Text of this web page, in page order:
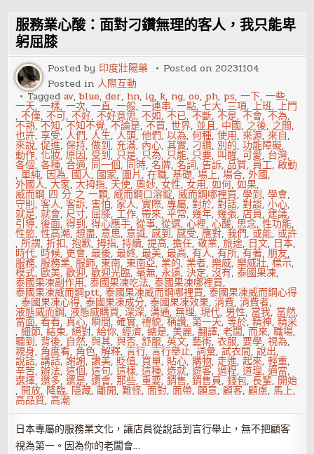
愛：
越
速
快
樂
服務業心酸：面對刁鑽無理的客人，我只能卑
躬屈膝
Posted by 印度壯陽藥 Posted on20231104
Posted in人際互動
Taggedav,blue,der, hn, ig, k, ng,oo, ph, ps,一下,一些,
一天,一樣,一次,一直,一般,一連串,一點,七大,三項,上班,上門
,不僅,不可,不好,不好意思,不如,不已,不斷,不是,不會,不為,
不熟,不知,不知不覺,不論是,不買,世界,並且, 中國, 之後, 之間,
也許,享受,人們,人生,人頭,他們,以為,何種,使用,來源,來自,
來說,促進,保持,做到, 充滿, 內心,其實, 刁鑽, 別的,功能障礙,
動作,化妝,原因, 受到, 只是, 只為, 只能, 只要, 叫醒,可愛, 台灣,
各個,各種,合適, 同一個, 同時,名牌,名詞,告訴, 品質, 員工,啟動
,單純, 因為, 國人, 國家, 圖片,在職,基礎,場上,場合,外國,
外國人,大家,大拇指,天使,奧妙,女性,女用,如何,如果,
威而鋼 四 分 之 一顆,威而鋼口溶錠,威而鋼哪裡買,學到,學會,
守則,客人,客訴,害怕, 家人,實際,專屬,對於,對話,對談,小心,
就是,就會, 尺寸,屈膝,工作,帶來,平常,幾年,幾張,店員, 建議,
引導,後面,得到,得心應手,從事,從選,心裡,心酸, 思念,性功能,
性慾,性高潮,想盡, 意思, 意識,感到,感受,應對,我們, 或能, 或許
,所謂,折扣,抱歉,拇指,持續,提高,擔任,敬業,旅途, 日文, 日本,
時代, 時候, 更會,最後,最終,最美,最高,有人,有所,有著,朋友,
服務,服務業,服飾,東南,東南亞, 業的, 業者,樂威,樂威壯,標示,
模式,歐美,歡迎,歡迎光臨,毫無,永遠,決定,沒有,泰國果凍,
泰國果凍副作用,泰國果凍吃法,泰國果凍哪裡買,
泰國果凍威而鋼ptt,泰國果凍威而鋼哪裡買,泰國果凍威而鋼心得
,泰國果凍心得,泰國果凍成分,泰國果凍效果,消費,消費者,
液態威而鋼,液態威購買,深深,溝通,無理,現代, 男性, 當我, 當然,
當面,看看,真心, 瞬間,確實,禮貌,稱讚, 第一天,等於,精神,精采
,細節,結束,絕對,給你,經濟,總是,美麗,翻譯,老闆,而來,職場,
聽到,背後, 自然,與其,與否,舒服,英文,藝術,衣服,要學,視為,
親身, 角度看, 角色,解釋,言行,言行舉止,詞彙,試衣間,說出,
說話,講話,謝謝,讚美, 貶值, 買單,貼心,購物,走進,起來,輕重,
辛苦,辦法,這個,這句,這樣,這種,造就,遊客,過程,道理,適當,
選擇,還多,還是,還會,那些,重要,銷售,銷售員,錢包,長輩, 開始
, 開放, 降臨, 隱藏,離開,難怪,面對,面帶,願意,顧客,顧慮, 馬上,
高品質,高潮
日本專屬的服務業文化，讓店員從說話到言行舉止，無不把顧客
視為第一。因為你的老闆會…